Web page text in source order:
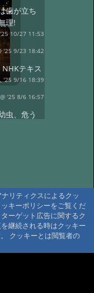
歯が立ち
理!
10/27 11:53
'25 9/23 18:42
テキス
'25 9/16 18:39
@ '25 8/6 16:57
虫、危う
リダケ
'25 6/22 14:18
'25 6/20 20:13
@ '25 5/7 13:28
リティクスによるクッ
キーポリシーをご覧くだ
ーゲット広告に関するク
継続される時はクッキー
クッキーとは閲覧者の